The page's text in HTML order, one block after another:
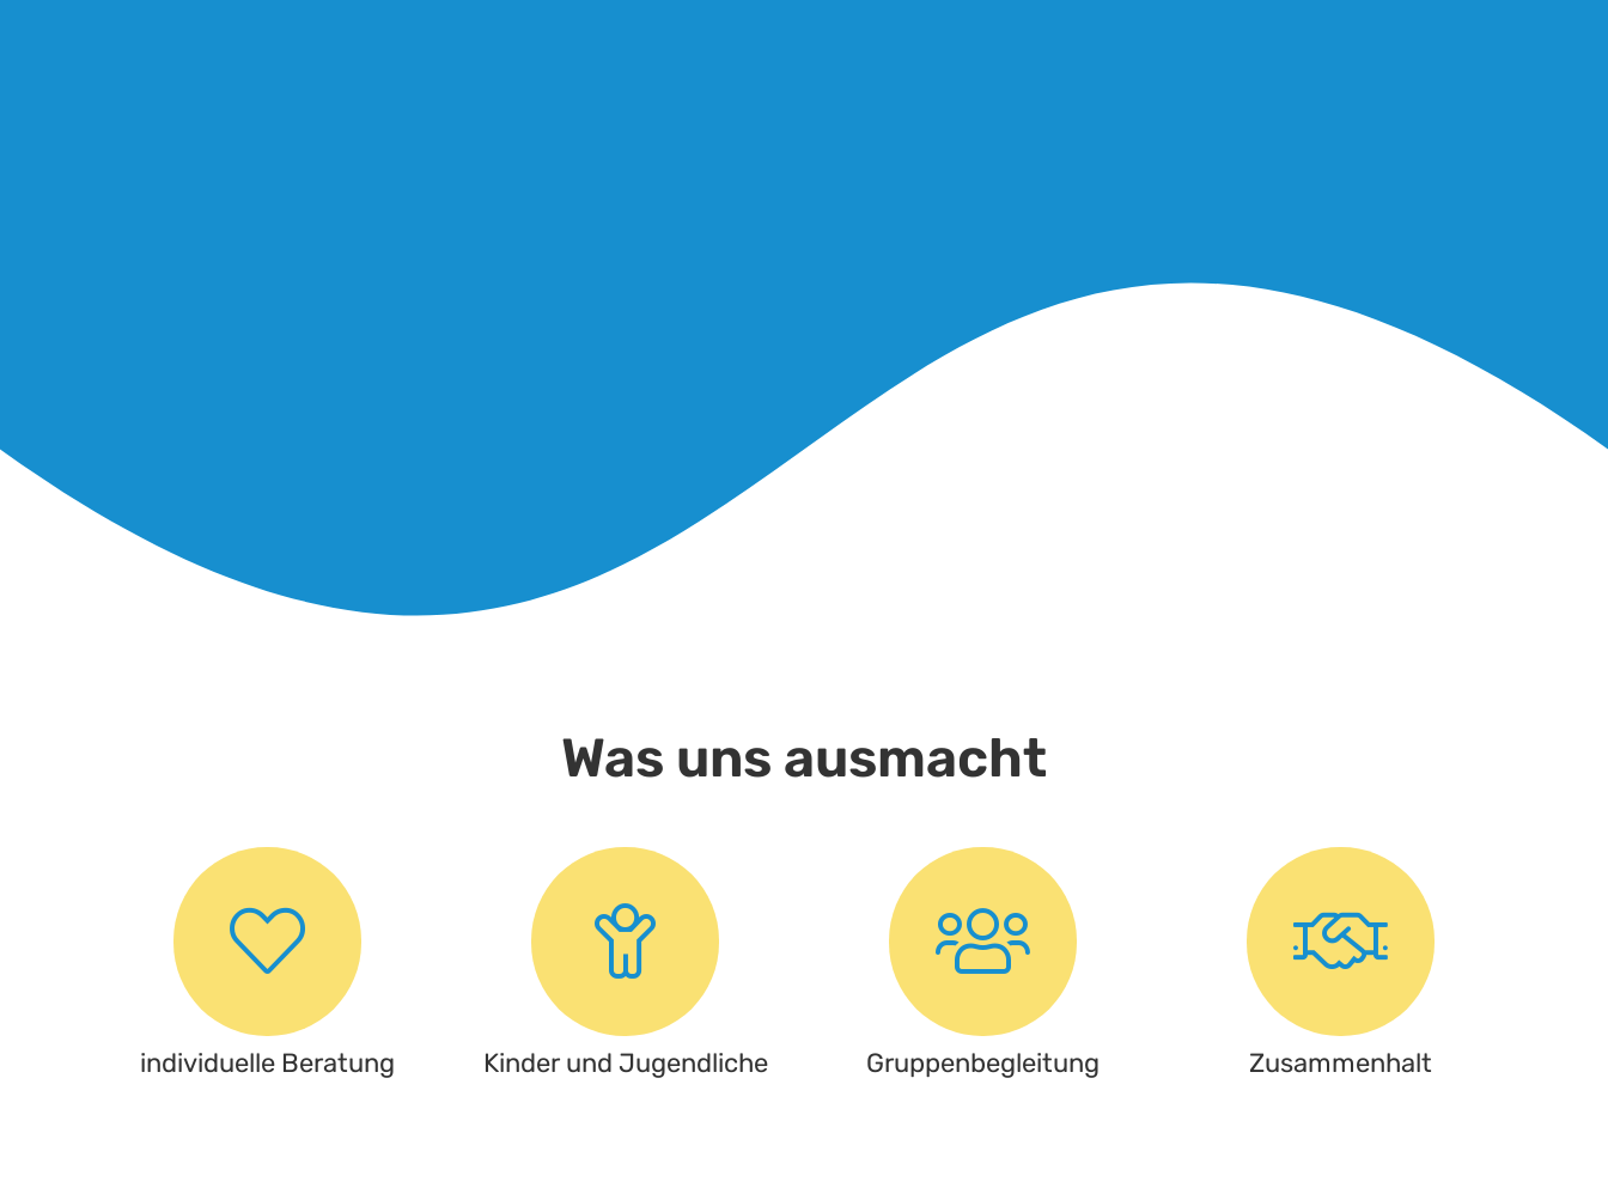
Was uns ausmacht
individuelle Beratung Kinder und Jugendliche Gruppenbegleitung Zusammenhalt